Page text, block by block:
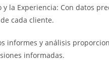
y la Experiencia: Con datos
cada cliente.
informes y análisis
informadas.